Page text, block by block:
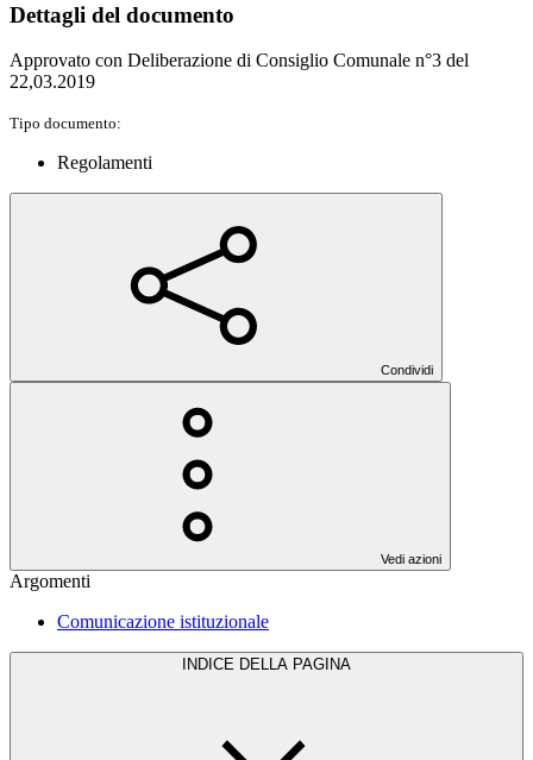
Dettagli del documento
Approvato con Deliberazione di Consiglio Comunale n°3 del
22,03.2019
Tipo documento:
Regolamenti
Condividi
Vedi azioni
Argomenti
Comunicazione istituzionale
INDICE DELLA PAGINA